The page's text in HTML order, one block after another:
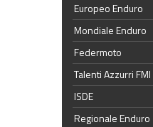
Europeo Enduro
Mondiale Enduro
Federmoto
Talenti Azzurri FMI
ISDE
Regionale Enduro